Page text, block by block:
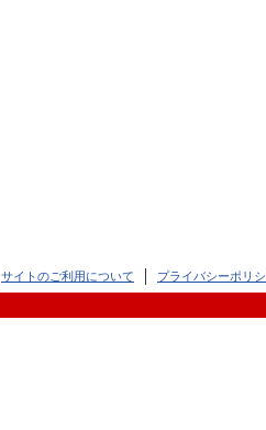
サイトのご利用について プライバシーポリ